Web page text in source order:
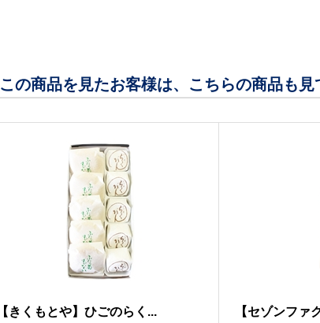
この商品を見たお客様は、こちらの商品も見
【きくもとや】ひごのらく... 【セゾンファ